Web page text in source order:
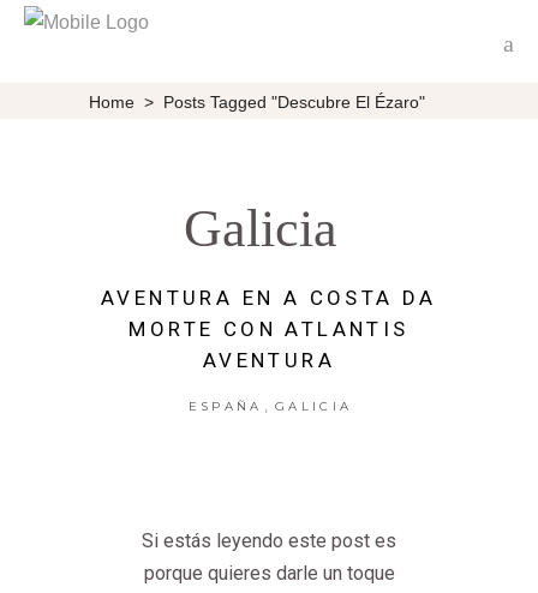
Home > Posts Tagged "Descubre El Ézaro"
Galicia
AVENTURA EN A COSTA DA
MORTE CON ATLANTIS
AVENTURA
ESPAÑA , GALICIA
Si estás leyendo este post es
porque quieres darle un toque